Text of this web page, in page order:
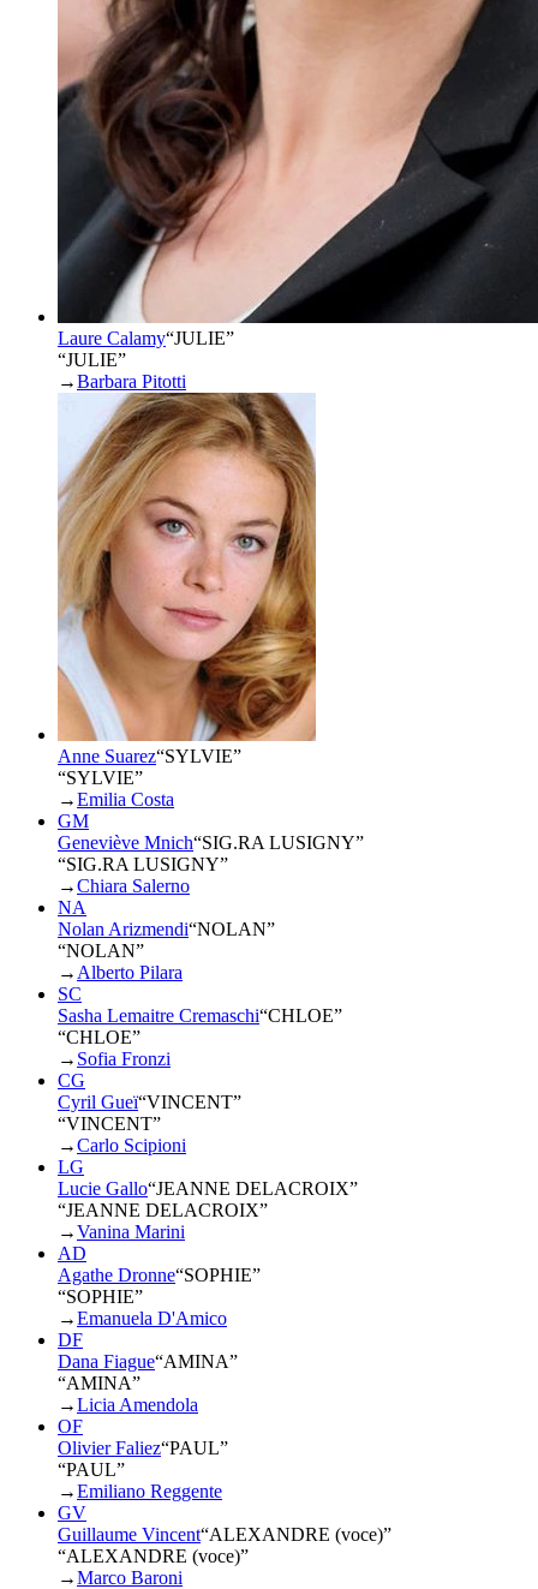
Laure Calamy“JULIE”
“JULIE”
→Barbara Pitotti
Anne Suarez“SYLVIE”
“SYLVIE”
→Emilia Costa
GM
Geneviève Mnich“SIG.RA LUSIGNY”
“SIG.RA LUSIGNY”
→Chiara Salerno
NA
Nolan Arizmendi“NOLAN”
“NOLAN”
→ Alberto Pilara
SC
Sasha Lemaitre Cremaschi“CHLOE”
“CHLOE”
→ Sofia Fronzi
CG
Cyril Gueï“VINCENT”
“VINCENT”
→Carlo Scipioni
LG
Lucie Gallo“JEANNE DELACROIX”
“JEANNE DELACROIX”
→Vanina Marini
AD
Agathe Dronne“SOPHIE”
“SOPHIE”
→Emanuela D'Amico
DF
Dana Fiague“AMINA”
“AMINA”
→Licia Amendola
OF
Olivier Faliez“PAUL”
“PAUL”
→Emiliano Reggente
GV
Guillaume Vincent“ALEXANDRE (voce)”
“ALEXANDRE (voce)”
→Marco Baroni